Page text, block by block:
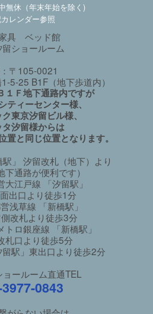
無休（年末年始を除く)
カレンダー参照
具 ベッド館
ショールーム
〒105-0021
5-25 B1F（地下歩道内）
１Ｆ地下通路内ですが
ティーセンター様、
東京汐留ビル様、
タ汐留様からは
置と同じ位置となります。
」 汐留改札（地下）より
通路が便利です）
大江戸線 「汐留駅」
出口より徒歩1分
浅草線 「新橋駅」
改札より徒歩3分
ロ銀座線 「新橋駅」
札口より徒歩5分
駅」東出口より徒歩2分
ョールーム直通TEL
0843